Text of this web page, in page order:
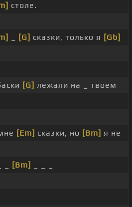
столе.
[G] сказки, только я [Gb]
[G] лежали на _ твоём
[Em] сказки, но [Bm] я не
[Bm]